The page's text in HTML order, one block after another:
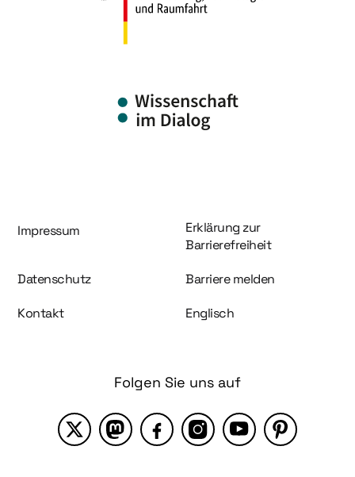
Information und Service
Impressum
Erklärung zur
Barrierefreiheit
Datenschutz Barriere melden
Kontakt Englisch
Folgen Sie uns auf